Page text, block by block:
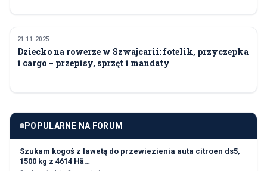
TRANSPORT I PODRÓŻE
21.11.2025
Dziecko na rowerze w Szwajcarii: fotelik, przyczepka
i cargo – przepisy, sprzęt i mandaty
POPULARNE NA FORUM
Szukam kogoś z lawetą do przewiezienia auta citroen ds5,
1500 kg z 4614 Hä…